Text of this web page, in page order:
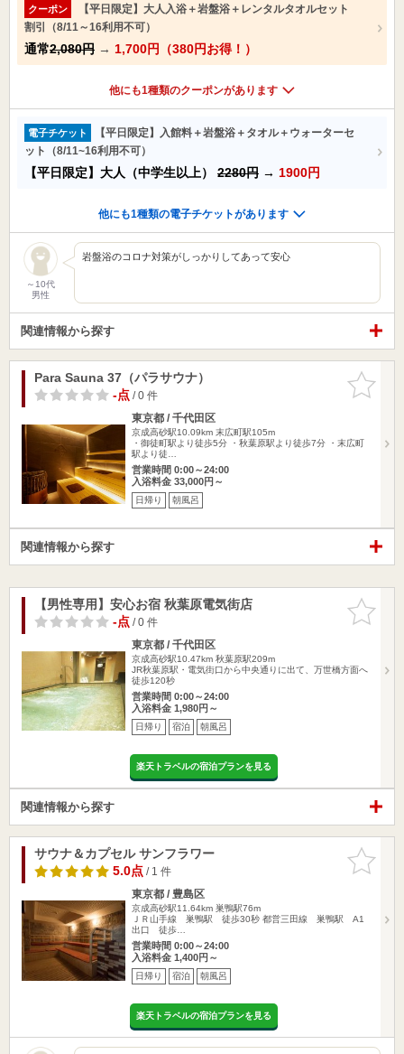
クーポン
【平日限定】大人入浴＋岩盤浴＋レンタルタオルセット
割引（8/11～16利用不可）
通常2,080円 → 1,700円（380円お得！）
他にも1種類のクーポンがあります
電子チケット
【平日限定】入館料＋岩盤浴＋タオル＋ウォーターセ
ット（8/11~16利用不可）
【平日限定】大人（中学生以上） 2280円 → 1900円
他にも1種類の電子チケットがあります
～10代
男性
岩盤浴のコロナ対策がしっかりしてあって安心
関連情報から探す
お気に入
りに追加
Para Sauna 37（パラサウナ）
-点/ 0 件
東京都 / 千代田区
京成高砂駅10.09km 末広町駅105m
・御徒町駅より徒歩5分 ・秋葉原駅より徒歩7分 ・末広町
駅より徒…
営業時間 0:00～24:00
入浴料金 33,000円～
日帰り 朝風呂
関連情報から探す
お気に入
りに追加
【男性専用】安心お宿 秋葉原電気街店
-点/ 0 件
東京都 / 千代田区
京成高砂駅10.47km 秋葉原駅209m
JR秋葉原駅・電気街口から中央通りに出て、万世橋方面へ
徒歩120秒
営業時間 0:00～24:00
入浴料金 1,980円～
日帰り 宿泊 朝風呂
楽天トラベルの宿泊プランを見る
関連情報から探す
お気に入
りに追加
サウナ＆カプセル サンフラワー
5.0点/ 1 件
東京都 / 豊島区
京成高砂駅11.64km 巣鴨駅76m
ＪＲ山手線 巣鴨駅 徒歩30秒 都営三田線 巣鴨駅 A1
出口 徒歩…
営業時間 0:00～24:00
入浴料金 1,400円～
日帰り 宿泊 朝風呂
楽天トラベルの宿泊プランを見る